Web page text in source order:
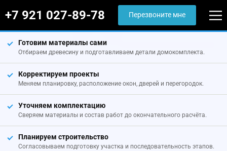
+7 921 027-89-78 Перезвоните мне
Готовим материалы сами
Отбираем древесину и подготавливаем детали домокомплекта.
Корректируем проекты
Меняем планировку, расположение окон, дверей и перегородок.
Уточняем комплектацию
Сверяем материалы и состав работ до окончательного расчёта.
Планируем строительство
Согласовываем подготовку участка и последовательность этапов.